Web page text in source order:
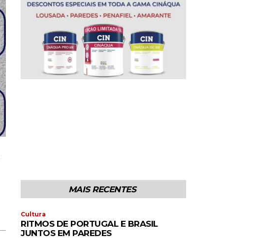
MAIS RECENTES
Cultura
RITMOS DE PORTUGAL E BRASIL
JUNTOS EM PAREDES